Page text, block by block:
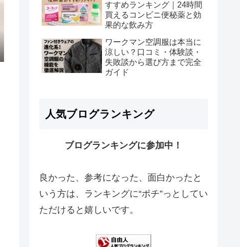
すすめランキング｜24時間
買えるコンビニ便秘薬と効
果的な飲み方
ワークマン空調服は本当に
涼しい？口コミ・体験談・
失敗談から選び方まで完全
ガイド
人気ブログランキング
ブログランキングに参加中！
良かった、参考になった、面白かったと
いう方は、ランキングに“ポチ”っとしてい
ただけると嬉しいです。